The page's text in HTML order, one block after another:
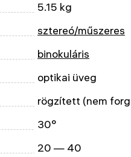
5.15 kg
sztereó/műszeres
binokuláris
optikai üveg
rögzített (nem
30°
20 — 40